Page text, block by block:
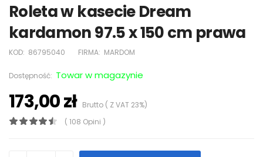
Roleta w kasecie Dream
kardamon 97.5 x 150 cm prawa
KOD: 86795040 FIRMA: MARDOM
Dostępność: Towar w magazynie
173,00 złBrutto ( Z VAT 23%)
( 108 Opini )